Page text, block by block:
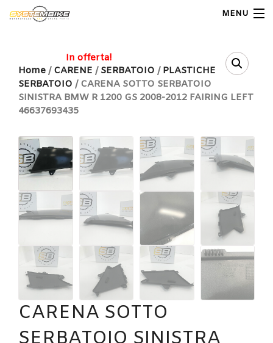
MENU
Home
Shop Moto
Shop Ricambi
Note Generali
Carrello
Home / CARENE / SERBATOIO / PLASTICHE
SERBATOIO / CARENA SOTTO SERBATOIO
SINISTRA BMW R 1200 GS 2008-2012 FAIRING LEFT
46637693435
In offerta!
CARENA SOTTO